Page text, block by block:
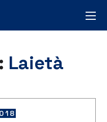
Laietà